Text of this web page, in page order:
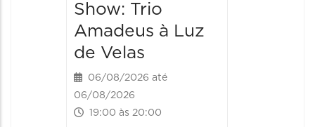
Show: Trio
Amadeus à Luz
de Velas
06/08/2026 até
06/08/2026
19:00 às 20:00